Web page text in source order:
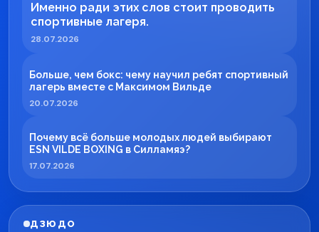
Именно ради этих слов стоит проводить
спортивные лагеря.
28.07.2026
Больше, чем бокс: чему научил ребят спортивный
лагерь вместе с Максимом Вильде
20.07.2026
Почему всё больше молодых людей выбирают
ESN VILDE BOXING в Силламяэ?
17.07.2026
ДЗЮДО